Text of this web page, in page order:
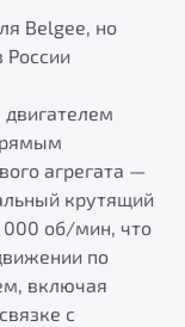
Belgee, но
агрегата —
крутящий
000 об/мин, что
по
включая
с